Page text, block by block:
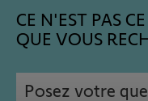
CE N'EST PAS CE
QUE VOUS
Posez votre